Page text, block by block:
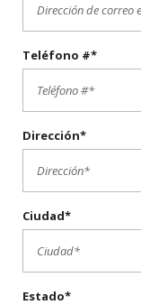
Teléfono #*
Dirección*
Ciudad*
Estado*